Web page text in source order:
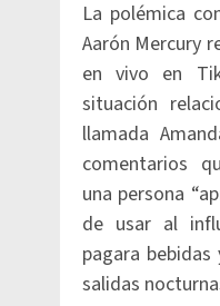
La polémica
Aarón Mercury
en vivo en
situación
llamada
comentarios
una persona
de usar al
pagara
salidas